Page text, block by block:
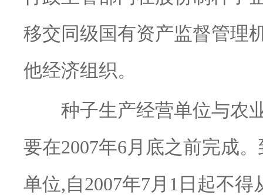
移交同级国有资产监督管理
他经济组织。
种子生产经营单位与农
要在2007年6月底之前完成
单位,自2007年7月1日起不